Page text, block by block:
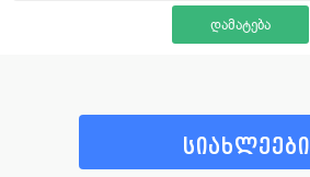
სიახლეები